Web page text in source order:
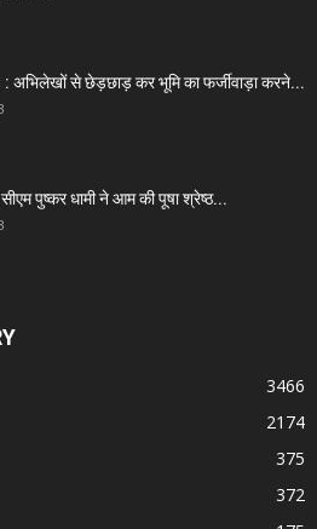
अभिलेखों से छेड़छाड़ कर भूमि का फर्जीवाड़ा करने...
सीएम पुष्कर धामी ने आम की पूषा श्रेष्ठ...
3466
2174
375
372